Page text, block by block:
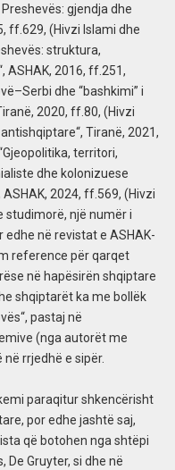
gjendja dhe
ff.629, (Hivzi Islami dhe
struktura,
ASHAK, 2016, ff.251,
dhe “bashkimi” i
2020, ff.80, (Hivzi
Tiranë, 2021,
territori,
dhe kolonizuese
2024, ff.569, (Hivzi
studimorë, një numër i
në revistat e ASHAK-
reference për qarqet
në hapësirën shqiptare
shqiptarët ka me bollëk
pastaj në
(nga autorët me
rrjedhë e sipër.
paraqitur shkencërisht
por edhe jashtë saj,
që botohen nga shtëpi
De Gruyter, si dhe në